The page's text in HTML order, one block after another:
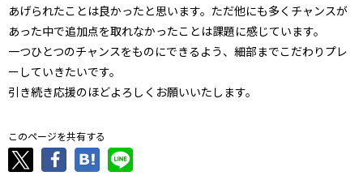
あげられたことは良かったと思います。ただ他にも多くチャンスが
あった中で追加点を取れなかったことは課題に感じています。
一つひとつのチャンスをものにできるよう、細部までこだわりプレ
ーしていきたいです。
引き続き応援のほどよろしくお願いいたします。
このページを共有する